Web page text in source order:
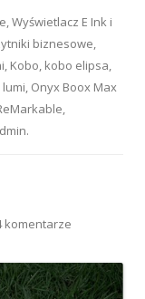
,Wyświetlacz E Ink i
biznesowe,
, Kobo, kobo elipsa,
, Onyx Boox Max
,
.
komentarze